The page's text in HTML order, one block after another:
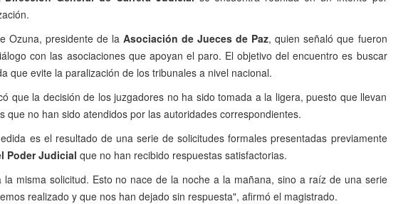
Ozuna, presidente de laAsociación de Jueces de Paz, quien señaló que fueron
con las asociaciones que apoyan el paro. El objetivo del encuentro es buscar
que evite la paralización de los tribunales a nivel nacional.
que la decisión de los juzgadores no ha sido tomada a la ligera, puesto que llevan
que no han sido atendidos por las autoridades correspondientes.
es el resultado de una serie de solicitudes formales presentadas previamente
Poder Judicial que no han recibido respuestas satisfactorias.
la misma solicitud. Esto no nace de la noche a la mañana, sino a raíz de una serie
realizado y que nos han dejado sin respuesta", afirmó el magistrado.